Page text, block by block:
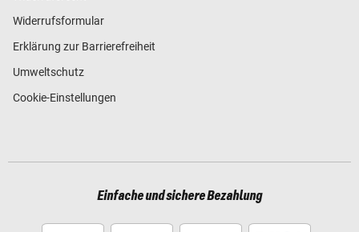
Widerrufsformular
Erklärung zur Barrierefreiheit
Umweltschutz
Cookie-Einstellungen
Einfache und sichere Bezahlung